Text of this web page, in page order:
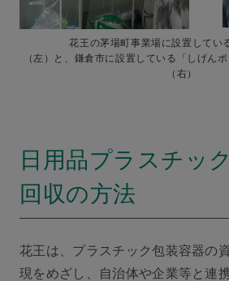
花王の茅場町事業場に設置してい
（左）と、鎌倉市に設置している「しげん
（右）
日用品プラスチッ
回収の方法
花王は、プラスチック包装容器の
現をめざし、自治体や企業等と連